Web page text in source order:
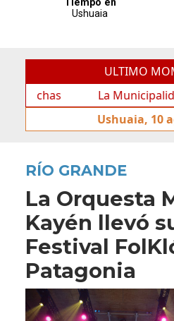
ULTIMO
La Municipalidad de
Ushuaia, 10
RÍO GRANDE
La Orquesta
Kayén llevó
Festival
Patagonia